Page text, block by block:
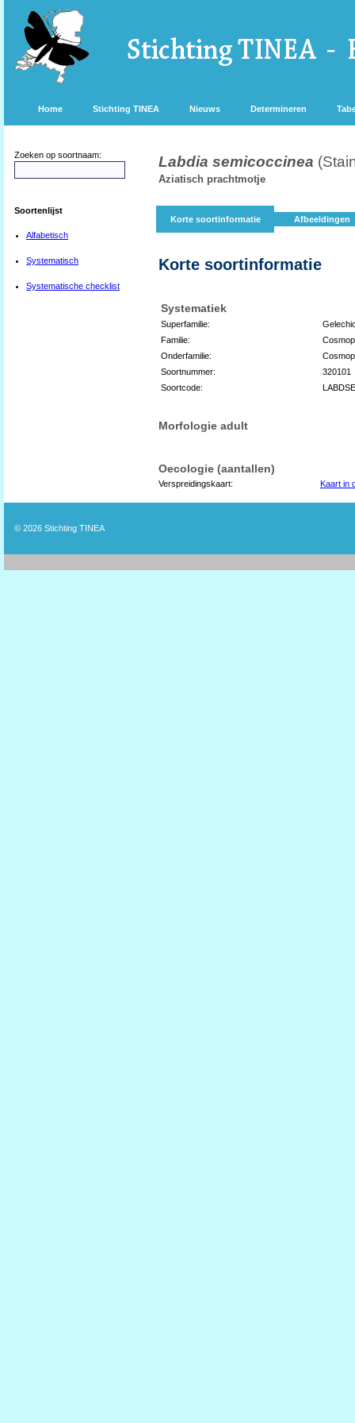
Home Stichting TINEA Nieuws Determineren
Zoeken op soortnaam:
Soortenlijst
Alfabetisch
Systematisch
Systematische checklist
Labdia semicoccinea
Aziatisch prachtmotje
Korte soortinformatie Afbeeldingen
Korte soortinformatie
Systematiek
Superfamilie:
Familie:
Onderfamilie:
Soortnummer:
320101
Soortcode:
Morfologie adult
Oecologie (aantallen)
Verspreidingskaart: Kaart in
© 2026 Stichting TINEA